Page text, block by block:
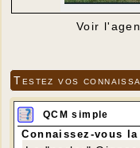
Voir
Testez vos
QCM simple
Connaissez-vous